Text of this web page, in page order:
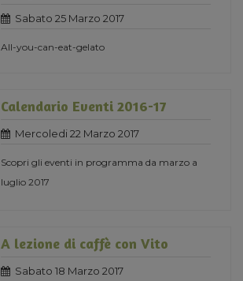
Sabato 25 Marzo 2017
All-you-can-eat-gelato
Calendario Eventi 2016-17
Mercoledi 22 Marzo 2017
Scopri gli eventi in programma da marzo a
luglio 2017
A lezione di caffè con Vito
Sabato 18 Marzo 2017